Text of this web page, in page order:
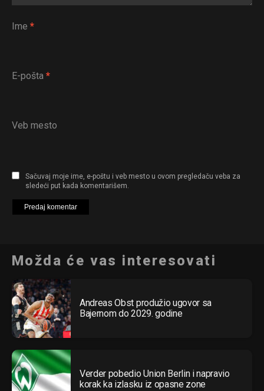
Ime *
E-pošta *
Veb mesto
Sačuvaj moje ime, e-poštu i veb mesto u ovom pregledaču veba za
sledeći put kada komentarišem.
Možda će vas interesovati
Andreas Obst produžio ugovor sa
Bajernom do 2029. godine
Verder pobedio Union Berlin i napravio
korak ka izlasku iz opasne zone